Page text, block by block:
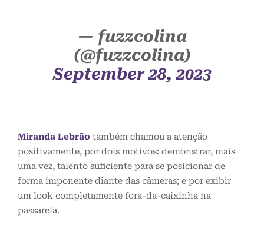
— fuzzcolina
(@fuzzcolina)
September 28, 2023
Miranda Lebrão também chamou a atenção
positivamente, por dois motivos: demonstrar, mais
uma vez, talento suficiente para se posicionar de
forma imponente diante das câmeras; e por exibir
um look completamente fora-da-caixinha na
passarela.